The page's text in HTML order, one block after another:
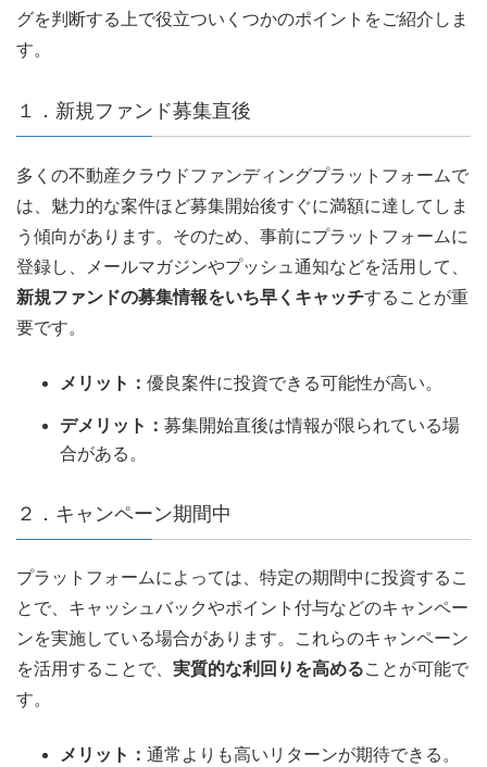
グを判断する上で役立ついくつかのポイントをご紹介しま
す。
１．新規ファンド募集直後
多くの不動産クラウドファンディングプラットフォームで
は、魅力的な案件ほど募集開始後すぐに満額に達してしま
う傾向があります。そのため、事前にプラットフォームに
登録し、メールマガジンやプッシュ通知などを活用して、
新規ファンドの募集情報をいち早くキャッチすることが重
要です。
メリット： 優良案件に投資できる可能性が高い。
デメリット： 募集開始直後は情報が限られている場
合がある。
２．キャンペーン期間中
プラットフォームによっては、特定の期間中に投資するこ
とで、キャッシュバックやポイント付与などのキャンペー
ンを実施している場合があります。これらのキャンペーン
を活用することで、 実質的な利回りを高めることが可能で
す。
メリット： 通常よりも高いリターンが期待できる。